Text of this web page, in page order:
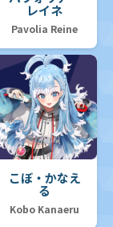
レイネ
Pavolia Reine
こぼ・かなえ
る
Kobo Kanaeru